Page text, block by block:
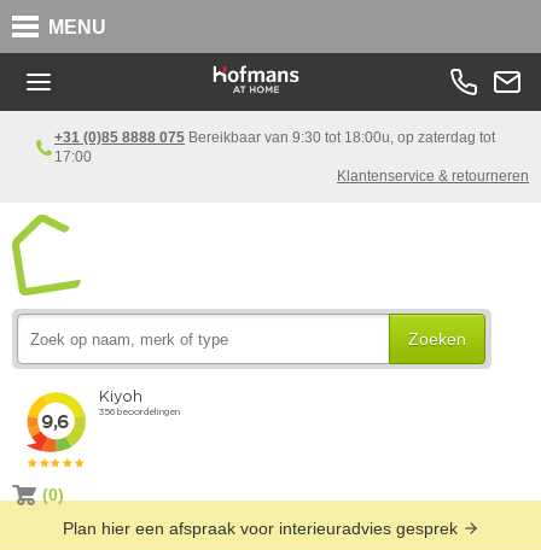
MENU
+31 (0)85 8888 075 Bereikbaar van 9:30 tot 18:00u, op zaterdag tot
17:00
Klantenservice & retourneren
Zoeken
(0)
Plan hier een afspraak voor interieuradvies gesprek